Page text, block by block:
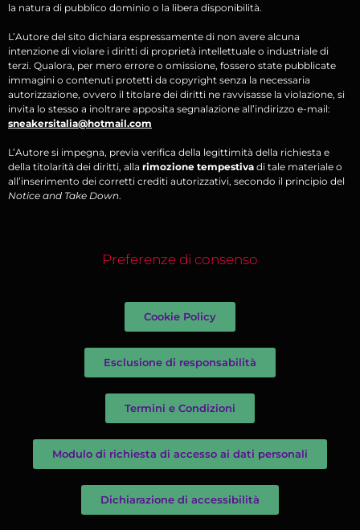
la natura di pubblico dominio o la libera disponibilità.
L’Autore del sito dichiara espressamente di non avere alcuna
intenzione di violare i diritti di proprietà intellettuale o industriale di
terzi. Qualora, per mero errore o omissione, fossero state pubblicate
immagini o contenuti protetti da copyright senza la necessaria
autorizzazione, ovvero il titolare dei diritti ne ravvisasse la violazione, si
invita lo stesso a inoltrare apposita segnalazione all’indirizzo e-mail:
sneakersitalia@hotmail.com
L’Autore si impegna, previa verifica della legittimità della richiesta e
della titolarità dei diritti, alla rimozione tempestiva di tale materiale o
all’inserimento dei corretti crediti autorizzativi, secondo il principio del
Notice and Take Down.
Preferenze di consenso
Cookie Policy
Esclusione di responsabilità
Termini e Condizioni
Modulo di richiesta di accesso ai dati personali
Dichiarazione di accessibilità